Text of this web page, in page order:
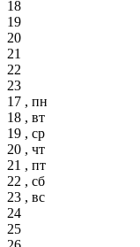
18
19
20
21
22
23
17 , пн
18 , вт
19 , ср
20 , чт
21 , пт
22 , сб
23 , вс
24
25